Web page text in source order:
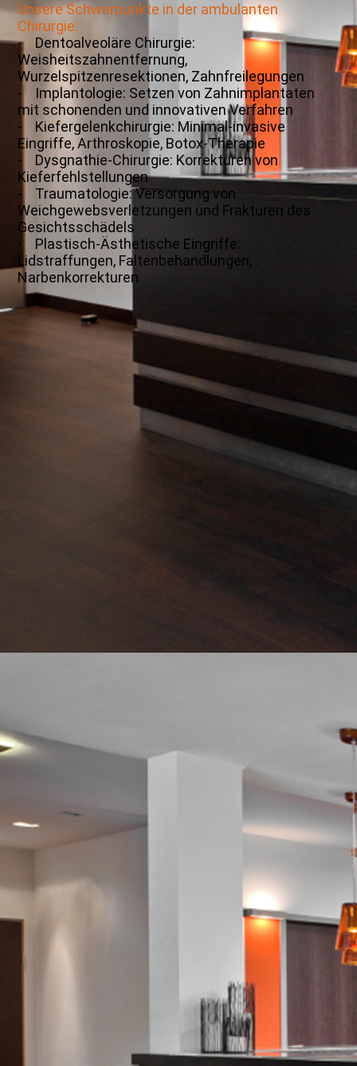
Unsere Schwerpunkte in der ambulanten
Chirurgie:
- Dentoalveoläre Chirurgie:
Weisheitszahnentfernung,
Wurzelspitzenresektionen, Zahnfreilegungen
- Implantologie: Setzen von Zahnimplantaten
mit schonenden und innovativen Verfahren
- Kiefergelenkchirurgie: Minimal-invasive
Eingriffe, Arthroskopie, Botox-Therapie
- Dysgnathie-Chirurgie: Korrekturen von
Kieferfehlstellungen
- Traumatologie: Versorgung von
Weichgewebsverletzungen und Frakturen des
Gesichtsschädels
- Plastisch-Ästhetische Eingriffe:
Lidstraffungen, Faltenbehandlungen,
Narbenkorrekturen